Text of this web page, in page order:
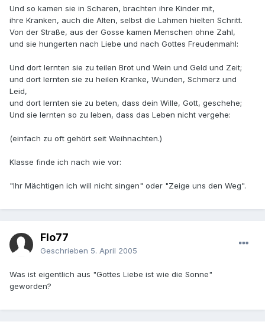
Und so kamen sie in Scharen, brachten ihre Kinder mit,
ihre Kranken, auch die Alten, selbst die Lahmen hielten Schritt.
Von der Straße, aus der Gosse kamen Menschen ohne Zahl,
und sie hungerten nach Liebe und nach Gottes Freudenmahl:
Und dort lernten sie zu teilen Brot und Wein und Geld und Zeit;
und dort lernten sie zu heilen Kranke, Wunden, Schmerz und
Leid,
und dort lernten sie zu beten, dass dein Wille, Gott, geschehe;
Und sie lernten so zu leben, dass das Leben nicht vergehe:
(einfach zu oft gehört seit Weihnachten.)
Klasse finde ich nach wie vor:
"Ihr Mächtigen ich will nicht singen" oder "Zeige uns den Weg".
Flo77
Geschrieben 5. April 2005
Was ist eigentlich aus "Gottes Liebe ist wie die Sonne"
geworden?